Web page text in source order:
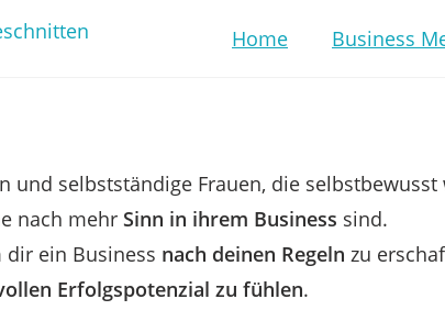
Home Business
selbstständige Frauen, die selbstbewusst
nach mehr Sinn in ihrem Business sind.
ein Business nach deinen Regeln zu
Erfolgspotenzial zu fühlen.